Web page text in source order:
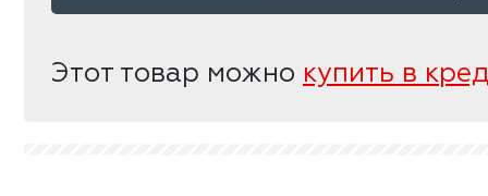
Этот товар можно купить в